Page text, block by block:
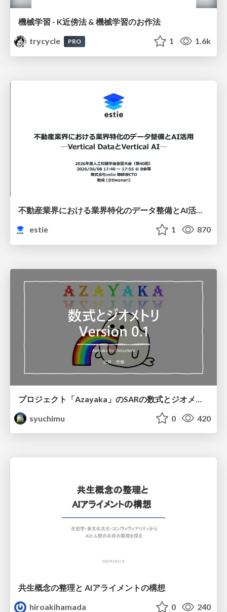
機械学習 - K近傍法 & 機械学習のお作法
trycycle
PRO 1 1.6k
不動産業界における業界特化のデータ整備とAI活用 ─Vertical DataとVertical AI─
estie
1 870
syuchimu
0 420
共生概念の整理と AIアライメントの構想
hiroakihamada
0 240